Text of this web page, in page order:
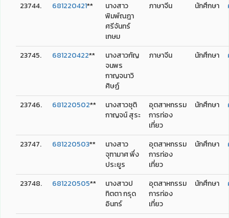
23744. 681220421**
นางสาว
พิมพ์ณฎา
ศรีจันทร์
เกษม
ภาษาจีน นักศึกษา
23745. 681220422**
นางสาวกัญ
จนพร
กาญจนาวิ
ศิษฏ์
ภาษาจีน นักศึกษา
23746. 681220502**
นางสาวชุติ
กาญจน์ สุระ
อุตสาหกรรม
การท่อง
เที่ยว
นักศึกษา
23747. 681220503**
นางสาว
จุฑามาศ พึ่ง
ประยูร
อุตสาหกรรม
การท่อง
เที่ยว
นักศึกษา
23748. 681220505**
นางสาวป
ทิตตา กรุด
อินทร์
อุตสาหกรรม
การท่อง
เที่ยว
นักศึกษา